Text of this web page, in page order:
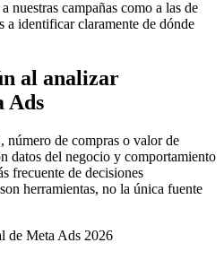
nuestras campañas como a las de
a identificar claramente de dónde
al analizar
Ads
de compras o valor de
datos del negocio y comportamiento
frecuente de decisiones
herramientas, no la única fuente